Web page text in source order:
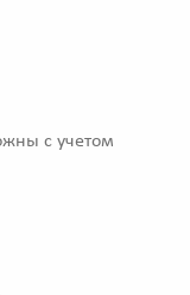
с учетом